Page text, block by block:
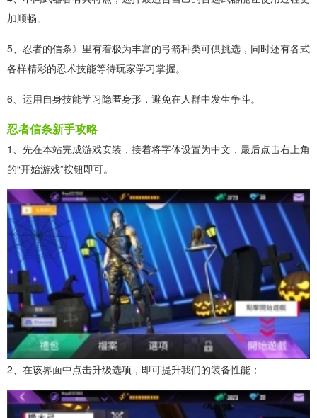
加顺畅。
5、忍者的信条》里有着极为丰富的弓箭种类可供挑选，同时还有各式
各样精彩的忍术技能等待玩家学习掌握。
6、运用自身技能学习隐匿身形，避免在人群中发生争斗。
忍者信条新手攻略
1、先在本站完成游戏安装，接着将字体设置为中文，最后点击右上角
的“开始游戏”按钮即可。
2、在该界面中点击升级选项，即可提升我们的装备性能；